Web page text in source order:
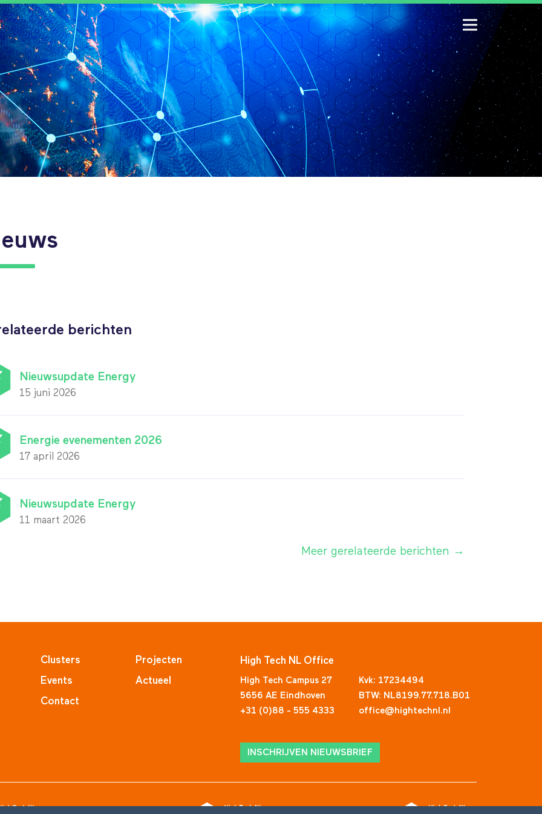
berichten
Nieuwsupdate Energy
15 juni 2026
Energie evenementen 2026
17 april 2026
Nieuwsupdate Energy
11 maart 2026
Meer gerelateerde berichten →
Clusters
Projecten
Events
Actueel
Contact
High Tech NL Office
High Tech Campus 27
5656 AE Eindhoven
+31 (0)88 - 555 4333
Kvk: 17234494
BTW: NL8199.77.718.B01
office@hightechnl.nl
INSCHRIJVEN NIEUWSBRIEF